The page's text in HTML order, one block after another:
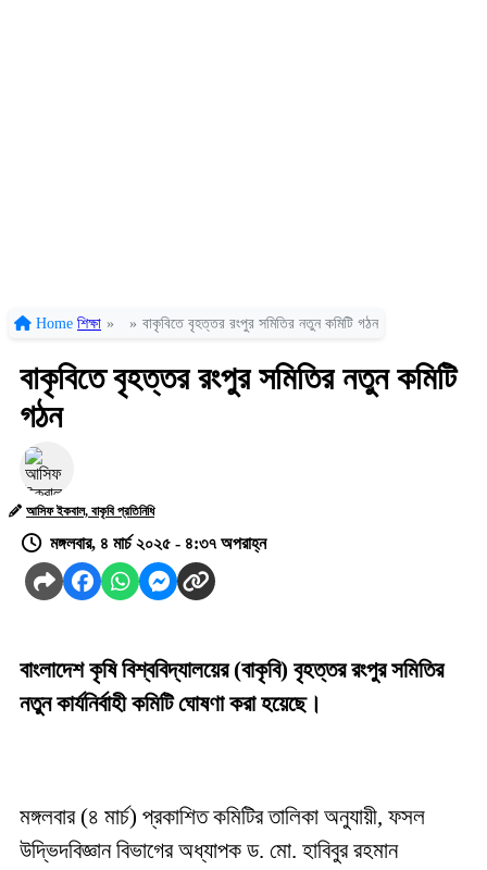
Home শিক্ষা » » বাকৃবিতে বৃহত্তর রংপুর সমিতির নতুন কমিটি গঠন
বাকৃবিতে বৃহত্তর রংপুর সমিতির নতুন কমিটি
গঠন
আসিফ ইকবাল, বাকৃবি প্রতিনিধি
মঙ্গলবার, ৪ মার্চ ২০২৫ - ৪:৩৭ অপরাহ্ন
বাংলাদেশ কৃষি বিশ্ববিদ্যালয়ের (বাকৃবি) বৃহত্তর রংপুর সমিতির
নতুন কার্যনির্বাহী কমিটি ঘোষণা করা হয়েছে।
মঙ্গলবার (৪ মার্চ) প্রকাশিত কমিটির তালিকা অনুযায়ী, ফসল
উদ্ভিদবিজ্ঞান বিভাগের অধ্যাপক ড. মো. হাবিবুর রহমান